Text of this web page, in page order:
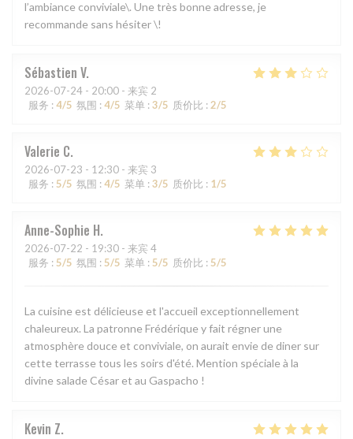
l’ambiance conviviale\. Une très bonne adresse, je
recommande sans hésiter \!
Sébastien V
2026-07-24 - 20:00 - 来宾 2
服务 : 4/5 氛围 : 4/5 菜单 : 3/5 质价比 : 2/5
Valerie C
2026-07-23 - 12:30 - 来宾 3
服务 : 5/5 氛围 : 4/5 菜单 : 3/5 质价比 : 1/5
Anne-Sophie H
2026-07-22 - 19:30 - 来宾 4
服务 : 5/5 氛围 : 5/5 菜单 : 5/5 质价比 : 5/5
La cuisine est délicieuse et l'accueil exceptionnellement
chaleureux. La patronne Frédérique y fait régner une
atmosphère douce et conviviale, on aurait envie de diner sur
cette terrasse tous les soirs d'été. Mention spéciale à la
divine salade César et au Gaspacho !
Kevin Z